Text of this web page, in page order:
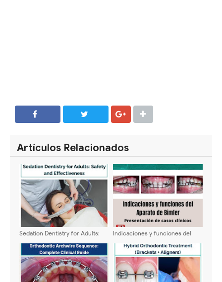
Artículos Relacionados
Sedation Dentistry for Adults:
Indicaciones y funciones del
clínicos